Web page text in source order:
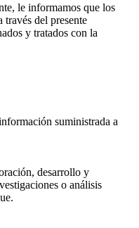
le informamos que los
través del presente
y tratados con la
suministrada a
desarrollo y
o análisis